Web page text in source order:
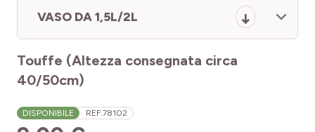
VASO DA 1,5L/2L
Touffe (Altezza consegnata circa
40/50cm)
DISPONIBILE REF.78102